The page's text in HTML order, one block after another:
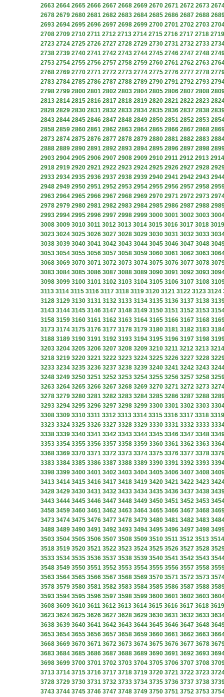
2663 2664 2665 2666 2667 2668 2669 2670 2671 2672 2673
2678 2679 2680 2681 2682 2683 2684 2685 2686 2687 2688
2693 2694 2695 2696 2697 2698 2699 2700 2701 2702 2703
2708 2709 2710 2711 2712 2713 2714 2715 2716 2717 2718 2719
2723 2724 2725 2726 2727 2728 2729 2730 2731 2732 2733
2738 2739 2740 2741 2742 2743 2744 2745 2746 2747 2748
2753 2754 2755 2756 2757 2758 2759 2760 2761 2762 2763
2768 2769 2770 2771 2772 2773 2774 2775 2776 2777 2778
2783 2784 2785 2786 2787 2788 2789 2790 2791 2792 2793
2798 2799 2800 2801 2802 2803 2804 2805 2806 2807 2808
2813 2814 2815 2816 2817 2818 2819 2820 2821 2822 2823
2828 2829 2830 2831 2832 2833 2834 2835 2836 2837 2838
2843 2844 2845 2846 2847 2848 2849 2850 2851 2852 2853
2858 2859 2860 2861 2862 2863 2864 2865 2866 2867 2868
2873 2874 2875 2876 2877 2878 2879 2880 2881 2882 2883
2888 2889 2890 2891 2892 2893 2894 2895 2896 2897 2898
2903 2904 2905 2906 2907 2908 2909 2910 2911 2912 2913 2914
2918 2919 2920 2921 2922 2923 2924 2925 2926 2927 2928
2933 2934 2935 2936 2937 2938 2939 2940 2941 2942 2943
2948 2949 2950 2951 2952 2953 2954 2955 2956 2957 2958
2963 2964 2965 2966 2967 2968 2969 2970 2971 2972 2973
2978 2979 2980 2981 2982 2983 2984 2985 2986 2987 2988
2993 2994 2995 2996 2997 2998 2999 3000 3001 3002 3003
3008 3009 3010 3011 3012 3013 3014 3015 3016 3017 3018 3019
3023 3024 3025 3026 3027 3028 3029 3030 3031 3032 3033
3038 3039 3040 3041 3042 3043 3044 3045 3046 3047 3048
3053 3054 3055 3056 3057 3058 3059 3060 3061 3062 3063
3068 3069 3070 3071 3072 3073 3074 3075 3076 3077 3078
3083 3084 3085 3086 3087 3088 3089 3090 3091 3092 3093
3098 3099 3100 3101 3102 3103 3104 3105 3106 3107 3108
3113 3114 3115 3116 3117 3118 3119 3120 3121 3122 3123 3124
3128 3129 3130 3131 3132 3133 3134 3135 3136 3137 3138
3143 3144 3145 3146 3147 3148 3149 3150 3151 3152 3153
3158 3159 3160 3161 3162 3163 3164 3165 3166 3167 3168
3173 3174 3175 3176 3177 3178 3179 3180 3181 3182 3183
3188 3189 3190 3191 3192 3193 3194 3195 3196 3197 3198
3203 3204 3205 3206 3207 3208 3209 3210 3211 3212 3213 3214
3218 3219 3220 3221 3222 3223 3224 3225 3226 3227 3228
3233 3234 3235 3236 3237 3238 3239 3240 3241 3242 3243
3248 3249 3250 3251 3252 3253 3254 3255 3256 3257 3258
3263 3264 3265 3266 3267 3268 3269 3270 3271 3272 3273
3278 3279 3280 3281 3282 3283 3284 3285 3286 3287 3288
3293 3294 3295 3296 3297 3298 3299 3300 3301 3302 3303
3308 3309 3310 3311 3312 3313 3314 3315 3316 3317 3318 3319
3323 3324 3325 3326 3327 3328 3329 3330 3331 3332 3333
3338 3339 3340 3341 3342 3343 3344 3345 3346 3347 3348
3353 3354 3355 3356 3357 3358 3359 3360 3361 3362 3363
3368 3369 3370 3371 3372 3373 3374 3375 3376 3377 3378
3383 3384 3385 3386 3387 3388 3389 3390 3391 3392 3393
3398 3399 3400 3401 3402 3403 3404 3405 3406 3407 3408
3413 3414 3415 3416 3417 3418 3419 3420 3421 3422 3423
3428 3429 3430 3431 3432 3433 3434 3435 3436 3437 3438
3443 3444 3445 3446 3447 3448 3449 3450 3451 3452 3453
3458 3459 3460 3461 3462 3463 3464 3465 3466 3467 3468
3473 3474 3475 3476 3477 3478 3479 3480 3481 3482 3483
3488 3489 3490 3491 3492 3493 3494 3495 3496 3497 3498
3503 3504 3505 3506 3507 3508 3509 3510 3511 3512 3513 3514
3518 3519 3520 3521 3522 3523 3524 3525 3526 3527 3528
3533 3534 3535 3536 3537 3538 3539 3540 3541 3542 3543
3548 3549 3550 3551 3552 3553 3554 3555 3556 3557 3558
3563 3564 3565 3566 3567 3568 3569 3570 3571 3572 3573
3578 3579 3580 3581 3582 3583 3584 3585 3586 3587 3588
3593 3594 3595 3596 3597 3598 3599 3600 3601 3602 3603
3608 3609 3610 3611 3612 3613 3614 3615 3616 3617 3618 3619
3623 3624 3625 3626 3627 3628 3629 3630 3631 3632 3633
3638 3639 3640 3641 3642 3643 3644 3645 3646 3647 3648
3653 3654 3655 3656 3657 3658 3659 3660 3661 3662 3663
3668 3669 3670 3671 3672 3673 3674 3675 3676 3677 3678
3683 3684 3685 3686 3687 3688 3689 3690 3691 3692 3693
3698 3699 3700 3701 3702 3703 3704 3705 3706 3707 3708
3713 3714 3715 3716 3717 3718 3719 3720 3721 3722 3723
3728 3729 3730 3731 3732 3733 3734 3735 3736 3737 3738
3743 3744 3745 3746 3747 3748 3749 3750 3751 3752 3753